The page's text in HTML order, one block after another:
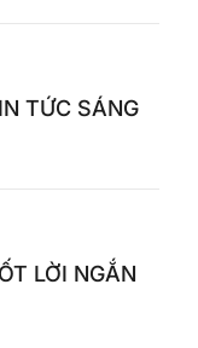
TỨC SÁNG
LỜI NGẮN